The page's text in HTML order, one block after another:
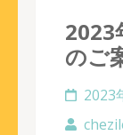
2023
のご
2023